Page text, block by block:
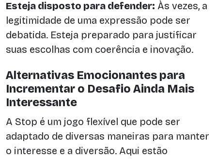
Esteja disposto para defender: Às vezes, a
legitimidade de uma expressão pode ser
debatida. Esteja preparado para justificar
suas escolhas com coerência e inovação.
Alternativas Emocionantes para
Incrementar o Desafio Ainda Mais
Interessante
A Stop é um jogo flexível que pode ser
adaptado de diversas maneiras para manter
o interesse e a diversão. Aqui estão